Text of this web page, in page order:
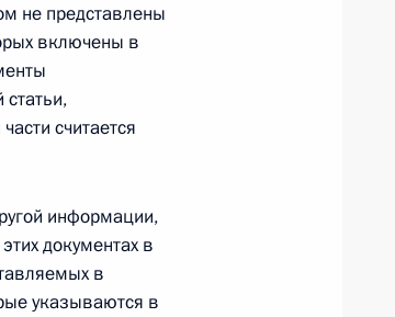
состояния»
«О внесении
не представлены
включены в
считается
информации,
документах в
в
указываются в